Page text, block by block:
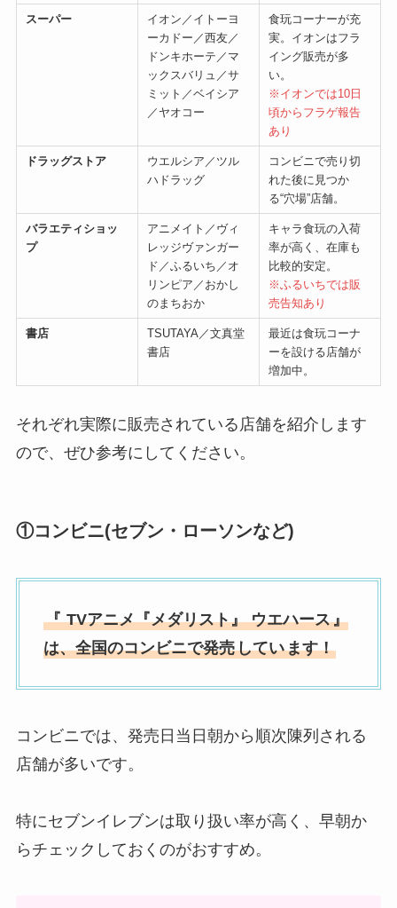
スーパー
イオン／イトーヨ
ーカドー／西友／
ドンキホーテ／マ
ックスバリュ／サ
ミット／ベイシア
／ヤオコー
食玩コーナーが充
実。イオンはフラ
イング販売が多
い。
※イオンでは10日
頃からフラゲ報告
あり
ドラッグストア
ウエルシア／ツル
ハドラッグ
コンビニで売り切
れた後に見つか
る“穴場”店舗。
バラエティショッ
プ
アニメイト／ヴィ
レッジヴァンガー
ド／ふるいち／オ
リンピア／おかし
のまちおか
キャラ食玩の入荷
率が高く、在庫も
比較的安定。
※ふるいちでは販
売告知あり
書店
TSUTAYA／文真堂
書店
最近は食玩コーナ
ーを設ける店舗が
増加中。
それぞれ実際に販売されている店舗を紹介します
ので、ぜひ参考にしてください。
①コンビニ(セブン・ローソンなど)
『 TVアニメ『メダリスト』 ウエハース』
は、全国のコンビニで発売しています！
コンビニでは、発売日当日朝から順次陳列される
店舗が多いです。
特にセブンイレブンは取り扱い率が高く、早朝か
らチェックしておくのがおすすめ。